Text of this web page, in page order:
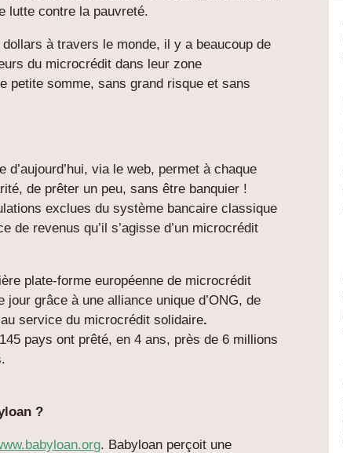
lutte contre la pauvreté.
à travers le monde, il y a beaucoup de
du microcrédit dans leur zone
petite somme, sans grand risque et sans
via le web, permet à chaque
de prêter un peu, sans être banquier !
exclues du système bancaire classique
de revenus qu’il s’agisse d’un microcrédit
plate-forme européenne de microcrédit
grâce à une alliance unique d’ONG, de
service du microcrédit solidaire.
pays ont prêté, en 4 ans, près de 6 millions
?
. Babyloan perçoit une